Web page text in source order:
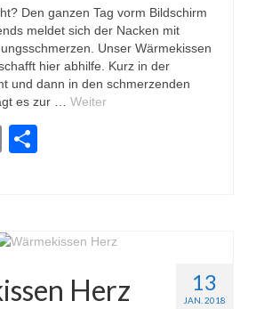
Den ganzen Tag vorm Bildschirm
meldet sich der Nacken mit
Unser Wärmekissen
hier abhilfe. Kurz in der
und dann in den schmerzenden
es zur … Weiter
Email
13
JAN. 2018
Herz